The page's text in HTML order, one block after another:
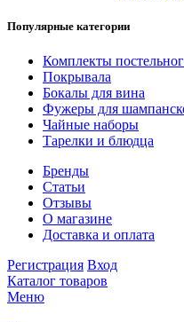
Популярные категории
Комплекты
Покрывала
Бокалы для вина
Фужеры для
Чайные наборы
Тарелки и блюдца
Бренды
Статьи
Отзывы
О магазине
Доставка и оплата
Регистрация Вход
Каталог товаров
Меню